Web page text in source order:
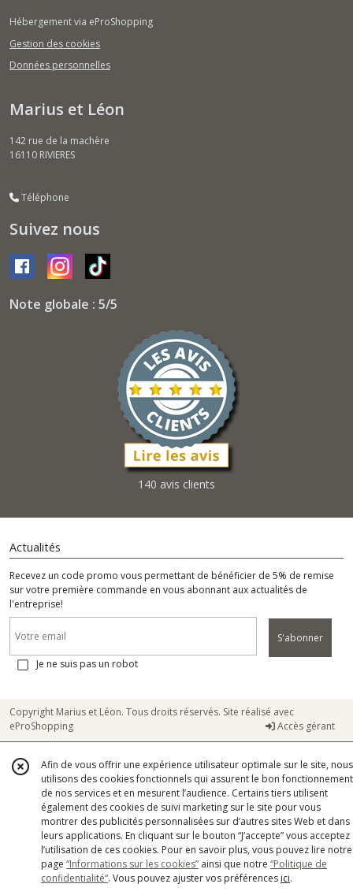
Hébergement via eProShopping
Gestion des cookies
Données personnelles
Marius et Léon
142 rue de la machère
16110 RIVIERES
Téléphone
Suivez nous
Note globale : 5/5
140 avis clients
Actualités
Recevez un code promo vous permettant de bénéficier de 5% de remise
sur votre première commande en vous abonnant aux actualités de
l'entreprise!
S'abonner
Je ne suis pas un robot
Copyright Marius et Léon. Tous droits réservés. Site réalisé avec
eProShopping
Accès gérant
Afin de vous offrir une expérience utilisateur optimale sur le site, nous
utilisons des cookies fonctionnels qui assurent le bon fonctionnement
de nos services et en mesurent l’audience. Certains tiers utilisent
également des cookies de suivi marketing sur le site pour vous
montrer des publicités personnalisées sur d’autres sites Web et dans
leurs applications. En cliquant sur le bouton “J’accepte” vous acceptez
l’utilisation de ces cookies. Pour en savoir plus, vous pouvez lire notre
page “Informations sur les cookies” ainsi que notre “Politique de
confidentialité“. Vous pouvez ajuster vos préférences ici.